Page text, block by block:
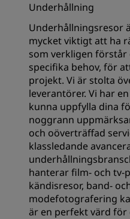
Underhållning
Underhållningsresor
mycket viktigt att ha
som verkligen
specifika behov, för
projekt. Vi är stolta
leverantörer. Vi har
kunna uppfylla dina
noggrann
och oöverträffad
klassledande
hanterar film- och tv-
kändisresor, band-
modefotografering
är en perfekt värd för